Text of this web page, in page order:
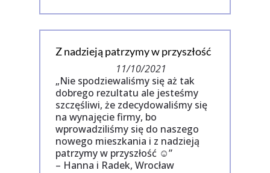
Z nadzieją patrzymy w przyszłość
11/10/2021
„Nie spodziewaliśmy się aż tak
dobrego rezultatu ale jesteśmy
szczęśliwi, że zdecydowaliśmy się
na wynajęcie firmy, bo
wprowadziliśmy się do naszego
nowego mieszkania i z nadzieją
patrzymy w przyszłość ☺”
– Hanna i Radek, Wrocław